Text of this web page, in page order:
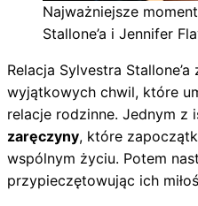
Najważniejsze
Stallone’a i Jennifer
Relacja Sylvestra Stallone’a
wyjątkowych chwil, które
relacje rodzinne. Jednym z
zaręczyny, które
wspólnym życiu. Potem
przypieczętowując ich